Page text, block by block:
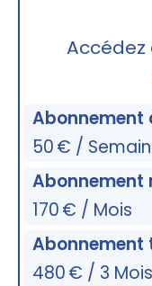
Accédez
Abonnement
50 € /
Abonnement
170 € / Mois
Abonnement
480 € / 3 Mois